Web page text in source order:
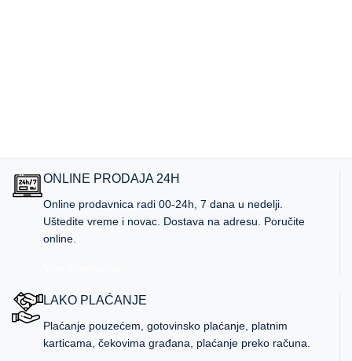
ONLINE PRODAJA 24H
Online prodavnica radi 00-24h, 7 dana u nedelji.
Uštedite vreme i novac. Dostava na adresu. Poručite
online.
LAKO PLAĆANJE
Plaćanje pouzećem, gotovinsko plaćanje, platnim
karticama, čekovima građana, plaćanje preko računa.